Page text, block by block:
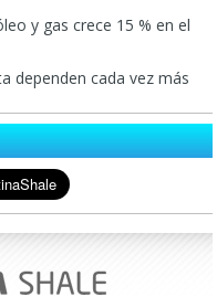
y gas crece 15 % en el
dependen cada vez más